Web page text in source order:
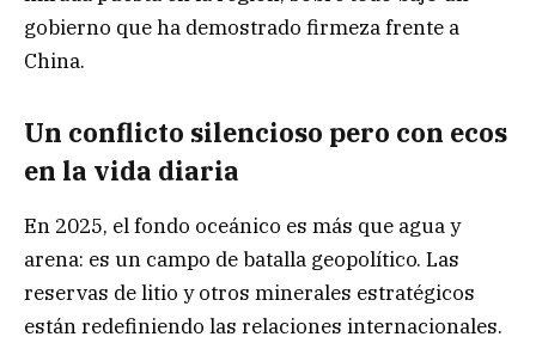
gobierno que ha demostrado firmeza frente a
China.
Un conflicto silencioso pero con ecos
en la vida diaria
En 2025, el fondo oceánico es más que agua y
arena: es un campo de batalla geopolítico. Las
reservas de litio y otros minerales estratégicos
están redefiniendo las relaciones internacionales.